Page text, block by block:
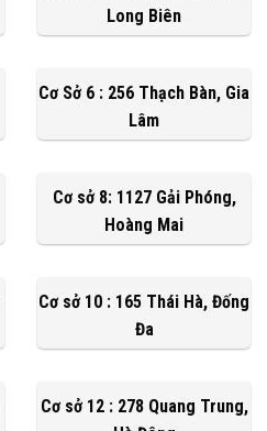
Long Biên
Cơ Sở 6 : 256 Thạch Bàn, Gia
Lâm
Cơ sở 8: 1127 Gải Phóng,
Hoàng Mai
Cơ sở 10 : 165 Thái Hà, Đống
Đa
Cơ sở 12 : 278 Quang Trung,